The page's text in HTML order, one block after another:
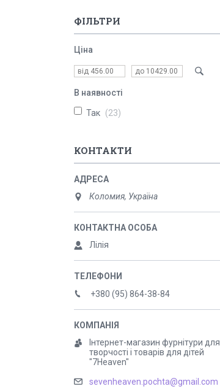
ФІЛЬТРИ
Ціна
В наявності
Так 23
КОНТАКТИ
Коломия, Україна
Лілія
+380 (95) 864-38-84
Інтернет-магазин фурнітури для
творчості і товарів для дітей
"7Heaven"
sevenheaven.pochta@gmail.com